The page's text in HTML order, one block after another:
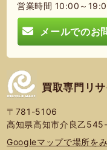
営業時間 10:00～
メールでのお
買取専門リ
〒781-5106
高知県高知市介良乙
Googleマップで場所を